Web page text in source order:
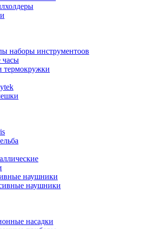
наборы инструментоов
часы
термокружки
наушники
наушники
насадки